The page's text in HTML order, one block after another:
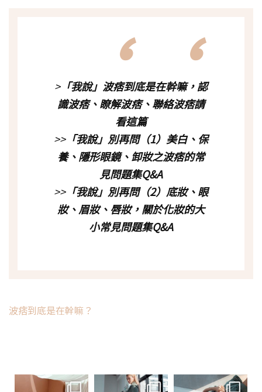
>「我說」波痞到底是在幹嘛，認
識波痞、瞭解波痞、聯絡波痞請
看這篇
>>「我說」別再問（1）美白、保
養、隱形眼鏡、卸妝之波痞的常
見問題集Q&A
>>「我說」別再問（2）底妝、眼
妝、眉妝、唇妝，關於化妝的大
小常見問題集Q&A
波痞到底是在幹嘛？